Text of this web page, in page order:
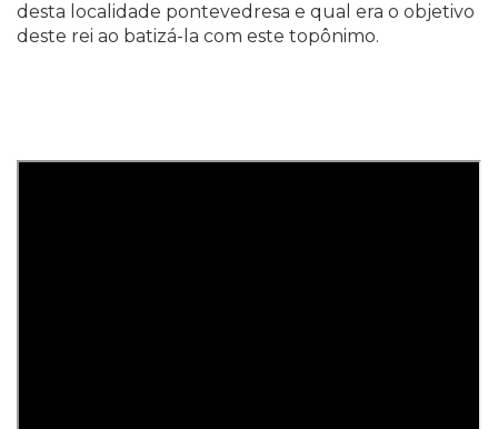
desta localidade pontevedresa e qual era o objetivo
deste rei ao batizá-la com este topônimo.